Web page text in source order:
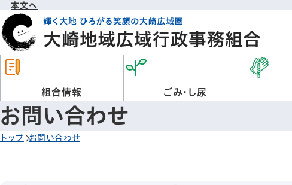
本文へ
組合情報 ごみ・し尿
お問い合わせ
トップ お問い合わせ